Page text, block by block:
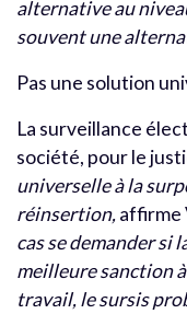
alternative au
souvent une
Pas une solution
La surveillance
société, pour le
universelle à la
réinsertion,affirme
cas se demander si
meilleure sanction
travail, le sursis